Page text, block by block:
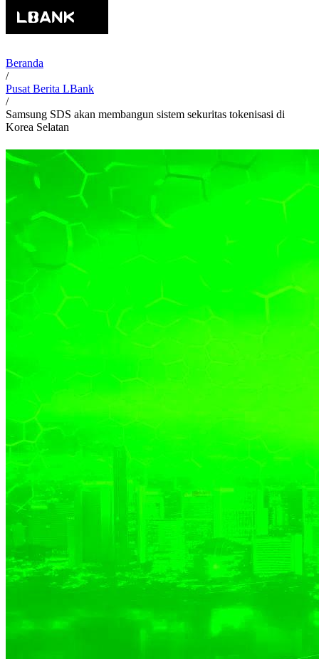
Beranda
/
Pusat Berita LBank
/
Samsung SDS akan membangun sistem sekuritas tokenisasi di
Korea Selatan